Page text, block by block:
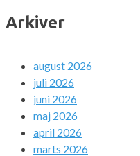
Arkiver
august 2026
juli 2026
juni 2026
maj 2026
april 2026
marts 2026